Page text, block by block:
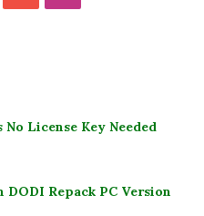
License Key Needed
Repack PC Version